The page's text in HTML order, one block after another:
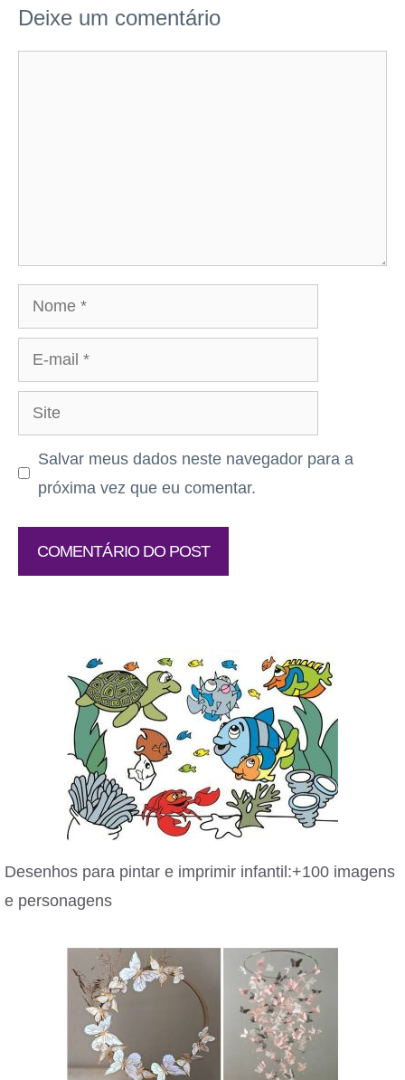
Deixe um comentário
Nome
mail
Site
Salvar meus dados neste navegador para a
próxima vez que eu comentar.
Desenhos para pintar e imprimir infantil:+100 imagens
e personagens